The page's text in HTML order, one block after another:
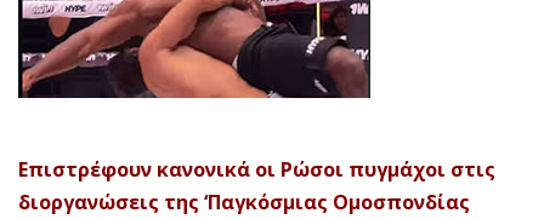
Επιστρέφουν κανονικά οι Ρώσοι πυγμάχοι στις
διοργανώσεις της ‘Παγκόσμιας Ομοσπονδίας